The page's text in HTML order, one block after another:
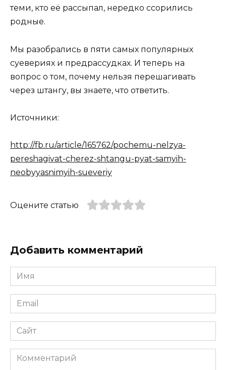
теми, кто её рассыпал, нередко ссорились
родные.
Мы разобрались в пяти самых популярных
суевериях и предрассудках. И теперь на
вопрос о том, почему нельзя перешагивать
через штангу, вы знаете, что ответить.
Источники:
http://fb.ru/article/165762/pochemu-nelzya-
pereshagivat-cherez-shtangu-pyat-samyih-
neobyyasnimyih-sueveriy
Оцените статью
Добавить комментарий
Имя
*
Email
*
Сайт
Комментарий